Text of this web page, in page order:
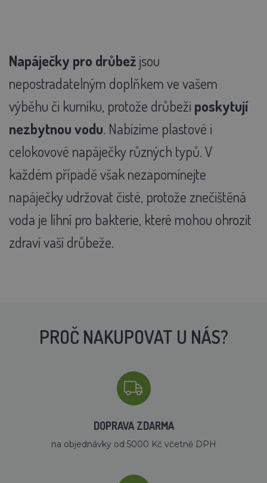
Napáječky pro drůbežjsou
nepostradatelným doplňkem ve vašem
výběhu či kurníku, protože drůbeži poskytují
nezbytnou vodu. Nabízíme plastové i
celokovové napáječky různých typů. V
každém případě však nezapomínejte
napáječky udržovat čisté, protože znečištěná
voda je líhní pro bakterie, které mohou ohrozit
zdraví vaší drůbeže.
PROČ NAKUPOVAT U NÁS?
DOPRAVA ZDARMA
na objednávky od 5000 Kč včetně DPH